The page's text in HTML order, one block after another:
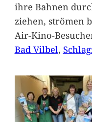
ihre Bahnen
ziehen, strömen
Air-Kino-
Bad Vilbel,